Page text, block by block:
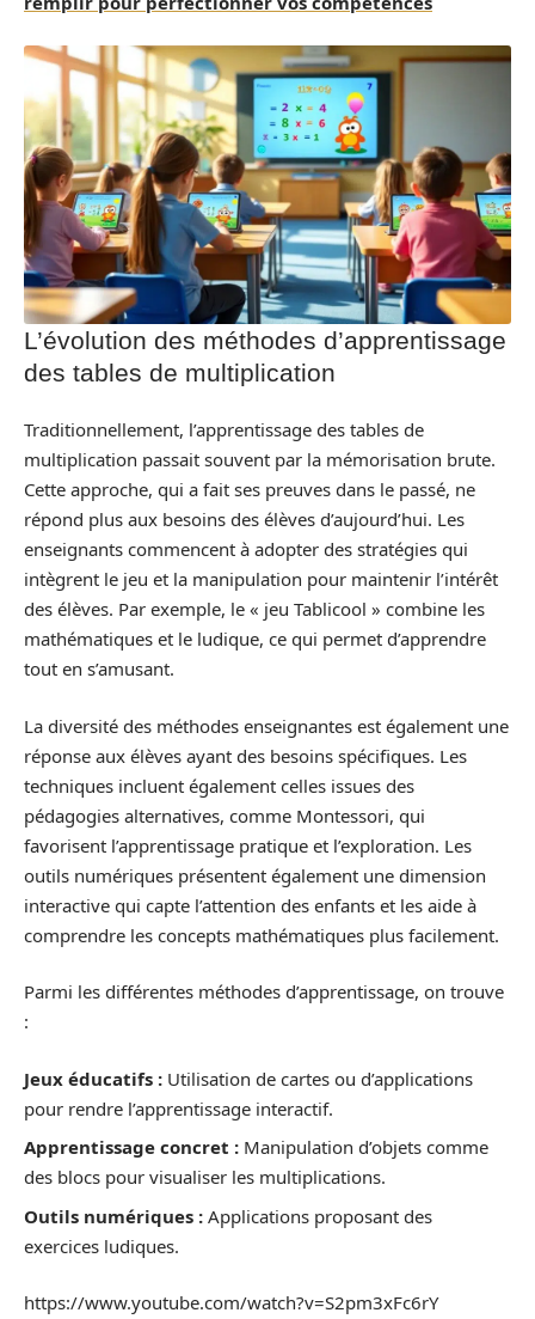
L’évolution des méthodes d’apprentissage
des tables de multiplication
Traditionnellement, l’apprentissage des tables de
multiplication passait souvent par la mémorisation brute.
Cette approche, qui a fait ses preuves dans le passé, ne
répond plus aux besoins des élèves d’aujourd’hui. Les
enseignants commencent à adopter des stratégies qui
intègrent le jeu et la manipulation pour maintenir l’intérêt
des élèves. Par exemple, le « jeu Tablicool » combine les
mathématiques et le ludique, ce qui permet d’apprendre
tout en s’amusant.
La diversité des méthodes enseignantes est également une
réponse aux élèves ayant des besoins spécifiques. Les
techniques incluent également celles issues des
pédagogies alternatives, comme Montessori, qui
favorisent l’apprentissage pratique et l’exploration. Les
outils numériques présentent également une dimension
interactive qui capte l’attention des enfants et les aide à
comprendre les concepts mathématiques plus facilement.
Parmi les différentes méthodes d’apprentissage, on trouve
:
Jeux éducatifs : Utilisation de cartes ou d’applications
pour rendre l’apprentissage interactif.
Apprentissage concret : Manipulation d’objets comme
des blocs pour visualiser les multiplications.
Outils numériques : Applications proposant des
exercices ludiques.
https://www.youtube.com/watch?v=S2pm3xFc6rY